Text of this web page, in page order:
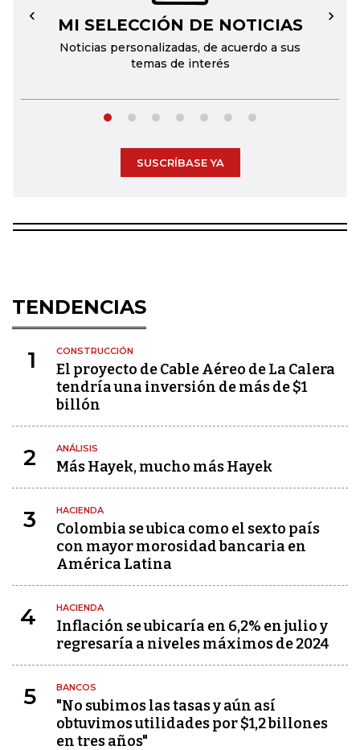
MI SELECCIÓN DE NOTICIAS
Noticias personalizadas, de acuerdo a sus
temas de interés
← →
SUSCRÍBASE YA
TENDENCIAS
1 CONSTRUCCIÓN
El proyecto de Cable Aéreo de La Calera
tendría una inversión de más de $1
billón
2 ANÁLISIS
Más Hayek, mucho más Hayek
3 HACIENDA
Colombia se ubica como el sexto país
con mayor morosidad bancaria en
América Latina
4 HACIENDA
Inflación se ubicaría en 6,2% en julio y
regresaría a niveles máximos de 2024
5 BANCOS
"No subimos las tasas y aún así
obtuvimos utilidades por $1,2 billones
en tres años"